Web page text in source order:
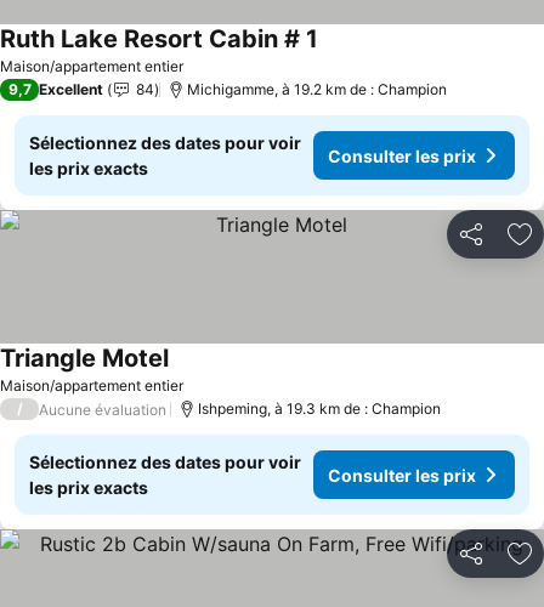
Maison/appartement entier
Ruth Lake Resort Cabin # 1
9,7 Excellent 84 Michigamme, à 19.2 km de : Champion
Sélectionnez des dates pour voir
les prix exacts
Consulter les prix
Partager
Maison/appartement entier
Triangle MotelConsulter les prix
/ Aucune évaluation Ishpeming, à 19.3 km de : Champion
Sélectionnez des dates pour voir
les prix exacts
Consulter les prix
Partager